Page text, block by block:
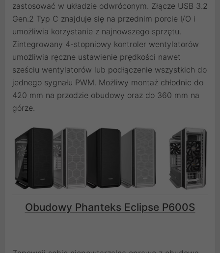
zastosować w układzie odwróconym. Złącze USB 3.2
Gen.2 Typ C znajduje się na przednim porcie I/O i
umożliwia korzystanie z najnowszego sprzętu.
Zintegrowany 4-stopniowy kontroler wentylatorów
umożliwia ręczne ustawienie prędkości nawet
sześciu wentylatorów lub podłączenie wszystkich do
jednego sygnału PWM. Możliwy montaż chłodnic do
420 mm na przodzie obudowy oraz do 360 mm na
górze.
Obudowy Phanteks Eclipse P600S